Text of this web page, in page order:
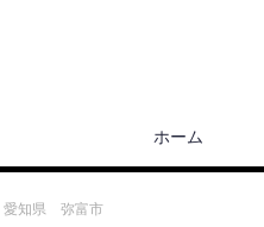
ホーム
知県 弥富市